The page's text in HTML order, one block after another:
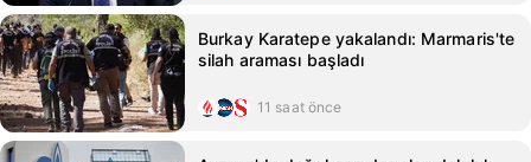
Burkay Karatepe yakalandı: Marmaris'te
silah araması başladı
11 saat önce